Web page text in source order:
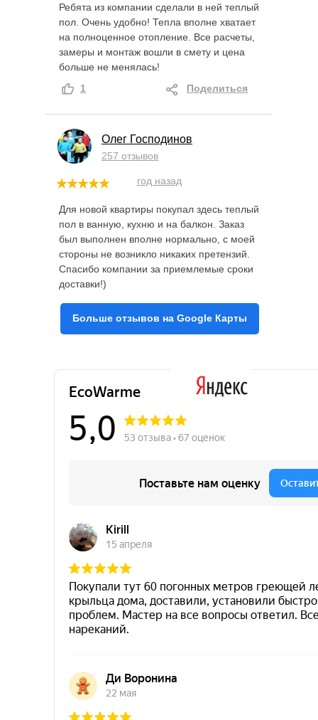
Ребята из компании сделали в ней теплый
пол. Очень удобно! Тепла вполне хватает
на полноценное отопление. Все расчеты,
замеры и монтаж вошли в смету и цена
больше не менялась!
1
Поделиться
Олег Господинов
257 отзывов
год назад
Для новой квартиры покупал здесь теплый
пол в ванную, кухню и на балкон. Заказ
был выполнен вполне нормально, с моей
стороны не возникло никаких претензий.
Спасибо компании за приемлемые сроки
доставки!)
Больше отзывов на Google Карты